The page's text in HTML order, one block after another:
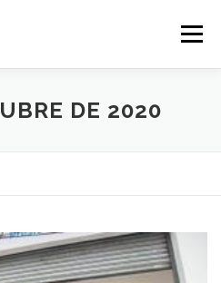
Menú
NOSOTROS
DE 2020